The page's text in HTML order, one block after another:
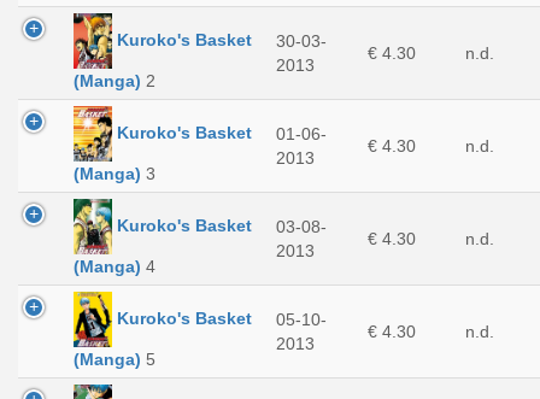
Kuroko's Basket
(Manga) 2
30-03-
2013
€ 4.30 n.d.
Kuroko's Basket
(Manga) 3
01-06-
2013
€ 4.30 n.d.
Kuroko's Basket
(Manga) 4
03-08-
2013
€ 4.30 n.d.
Kuroko's Basket
(Manga) 5
05-10-
2013
€ 4.30 n.d.